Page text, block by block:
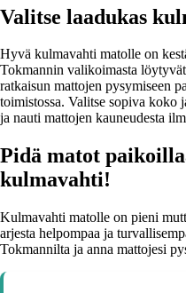
Valitse laadukas
Hyvä kulmavahti matolle on
Tokmannin valikoimasta
ratkaisun mattojen pysymiseen
toimistossa. Valitse sopiva koko
ja nauti mattojen kauneudesta
Pidä matot
kulmavahti!
Kulmavahti matolle on pieni
arjesta helpompaa ja
Tokmannilta ja anna mattojesi